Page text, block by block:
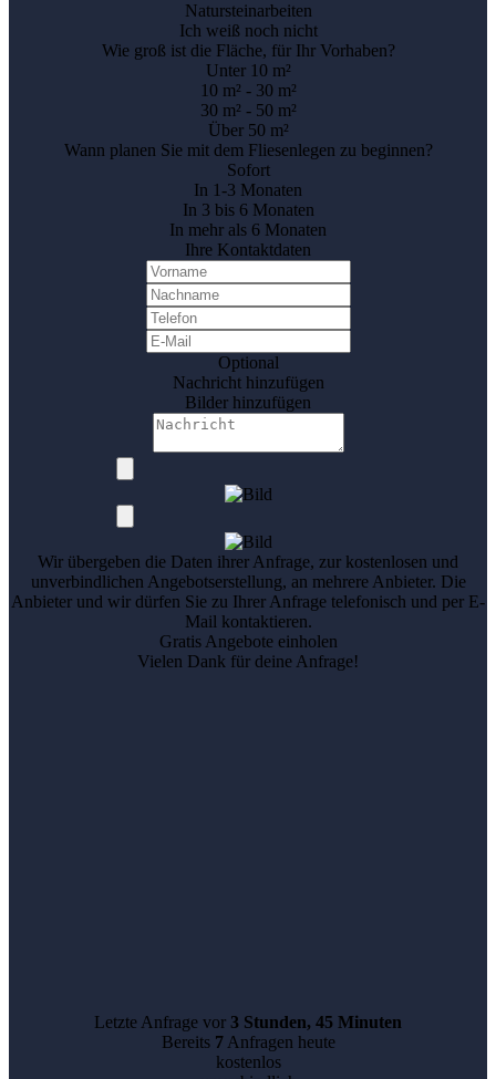
Natursteinarbeiten
Ich weiß noch nicht
Wie groß ist die Fläche, für Ihr Vorhaben?
Unter 10 m²
10 m² - 30 m²
30 m² - 50 m²
Über 50 m²
Wann planen Sie mit dem Fliesenlegen zu beginnen?
Sofort
In 1-3 Monaten
In 3 bis 6 Monaten
In mehr als 6 Monaten
Ihre Kontaktdaten
Optional
Nachricht hinzufügen
Bilder hinzufügen
Wir übergeben die Daten ihrer Anfrage, zur kostenlosen und
unverbindlichen Angebotserstellung, an mehrere Anbieter. Die
Anbieter und wir dürfen Sie zu Ihrer Anfrage telefonisch und per E-
Mail kontaktieren.
Gratis Angebote einholen
Vielen Dank für deine Anfrage!
Letzte Anfrage vor 3 Stunden, 45 Minuten
Bereits 7Anfragen heute
kostenlos